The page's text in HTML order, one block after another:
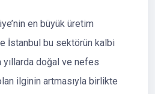
en büyük üretim
İstanbul bu sektörün kalbi
yıllarda doğal ve nefes
ilginin artmasıyla birlikte